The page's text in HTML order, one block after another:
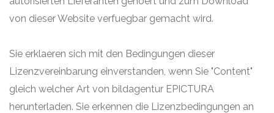
von dieser Website verfuegbar gemacht wird.
Sie erklaeren sich mit den Bedingungen dieser
Lizenzvereinbarung einverstanden, wenn Sie "Content"
gleich welcher Art von bildagentur EPICTURA
herunterladen. Sie erkennen die Lizenzbedingungen an